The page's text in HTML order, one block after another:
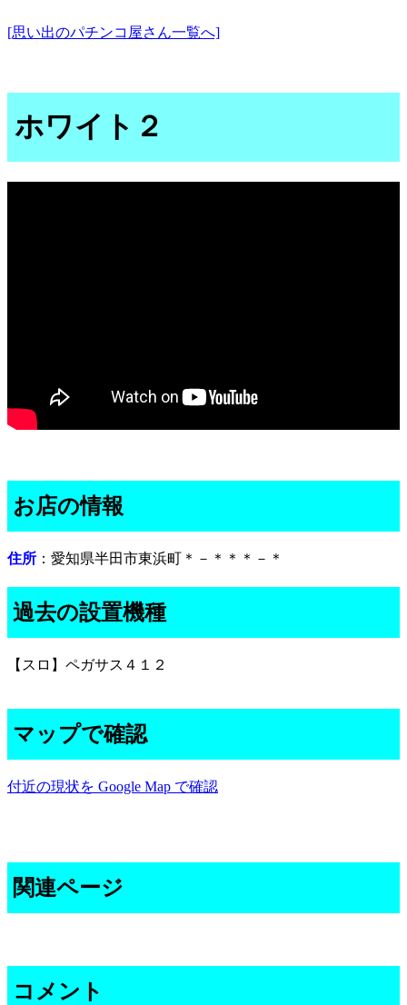
[思い出のパチンコ屋さん一覧へ]
ホワイト２
お店の情報
住所 ：愛知県半田市東浜町＊－＊＊＊－＊
過去の設置機種
【スロ】ペガサス４１２
マップで確認
付近の現状を Google Map で確認
関連ページ
コメント